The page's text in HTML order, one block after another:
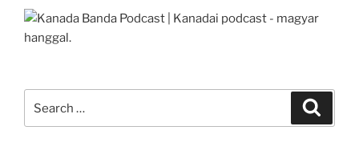
Mobilitás
for: